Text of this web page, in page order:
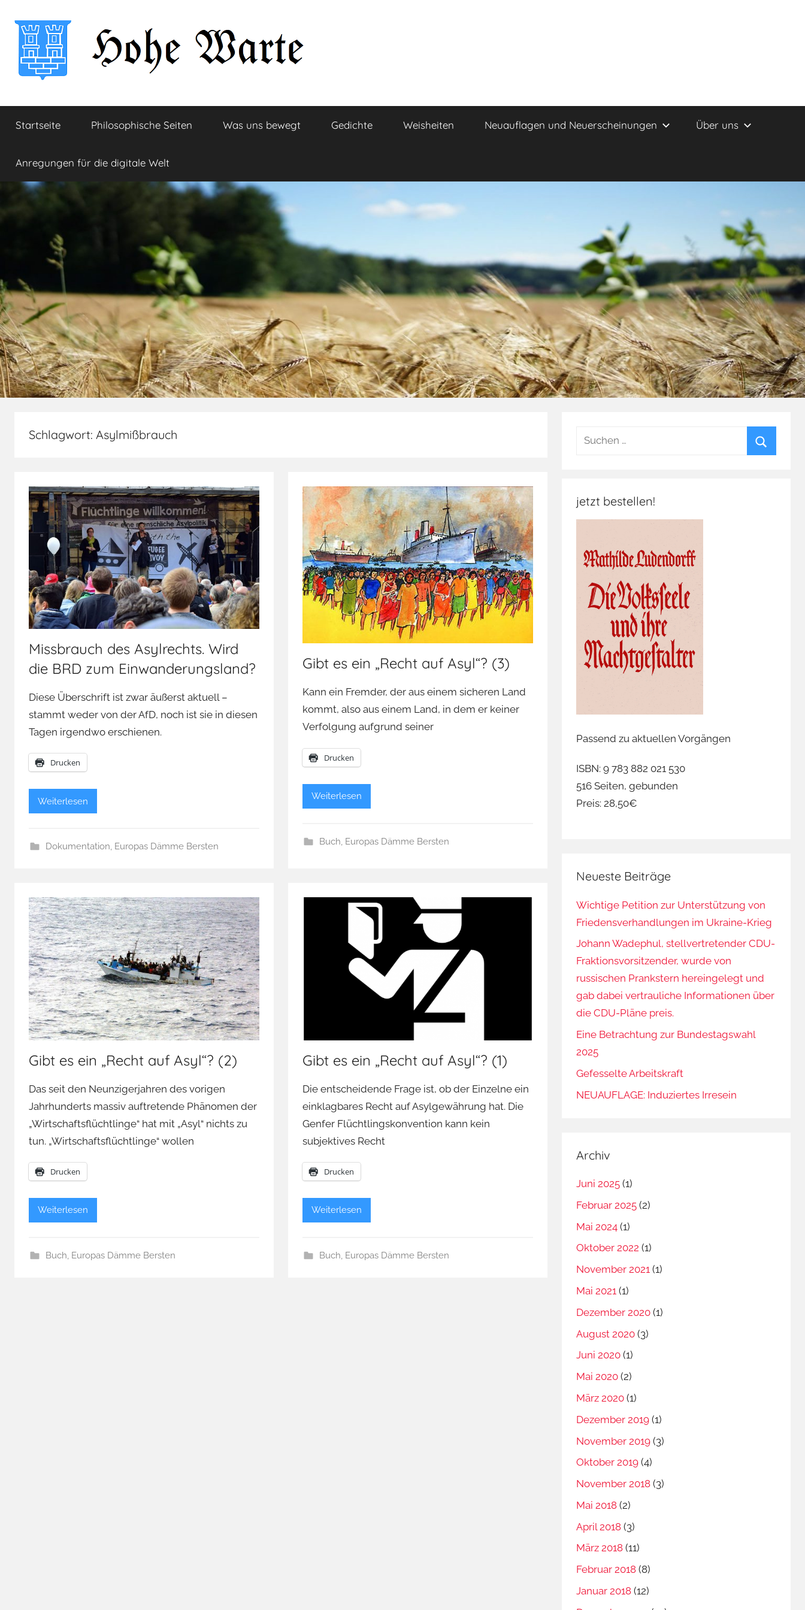
Inhalt
springen
Hohe
Warte
Startseite Philosophische Seiten Was uns bewegt Gedichte Weisheiten Neuauflagen und Neuerscheinungen Über uns
Anregungen für die digitale Welt
Schlagwort: Asylmißbrauch
Missbrauch des Asylrechts. Wird
die BRD zum Einwanderungsland?
Diese Überschrift ist zwar äußerst aktuell –
stammt weder von der AfD, noch ist sie in diesen
Tagen irgendwo erschienen.
Drucken
Weiterlesen
Dokumentation, Europas Dämme Bersten
Gibt es ein „Recht auf Asyl“? (3)
Kann ein Fremder, der aus einem sicheren Land
kommt, also aus einem Land, in dem er keiner
Verfolgung aufgrund seiner
Drucken
Weiterlesen
Buch, Europas Dämme Bersten
Gibt es ein „Recht auf Asyl“? (2)
Das seit den Neunzigerjahren des vorigen
Jahrhunderts massiv auftretende Phänomen der
„Wirtschaftsflüchtlinge“ hat mit „Asyl“ nichts zu
tun. „Wirtschaftsflüchtlinge“ wollen
Drucken
Weiterlesen
Buch, Europas Dämme Bersten
Gibt es ein „Recht auf Asyl“? (1)
Die entscheidende Frage ist, ob der Einzelne ein
einklagbares Recht auf Asylgewährung hat. Die
Genfer Flüchtlingskonvention kann kein
subjektives Recht
Drucken
Weiterlesen
Buch, Europas Dämme Bersten
Suchen
jetzt bestellen!
Passend zu aktuellen Vorgängen
ISBN: 9 783 882 021 530
516 Seiten, gebunden
Preis: 28,50€
Neueste Beiträge
Wichtige Petition zur Unterstützung von
Friedensverhandlungen im Ukraine-Krieg
Johann Wadephul, stellvertretender CDU-
Fraktionsvorsitzender, wurde von
russischen Prankstern hereingelegt und
gab dabei vertrauliche Informationen über
die CDU-Pläne preis.
Eine Betrachtung zur Bundestagswahl
2025
Gefesselte Arbeitskraft
NEUAUFLAGE: Induziertes Irresein
Archiv
Juni 2025 (1)
Februar 2025 (2)
Mai 2024 (1)
Oktober 2022 (1)
November 2021 (1)
Mai 2021 (1)
Dezember 2020 (1)
August 2020 (3)
Juni 2020 (1)
Mai 2020 (2)
März 2020 (1)
Dezember 2019 (1)
November 2019 (3)
Oktober 2019 (4)
November 2018 (3)
Mai 2018 (2)
April 2018 (3)
März 2018 (11)
Februar 2018 (8)
Januar 2018 (12)